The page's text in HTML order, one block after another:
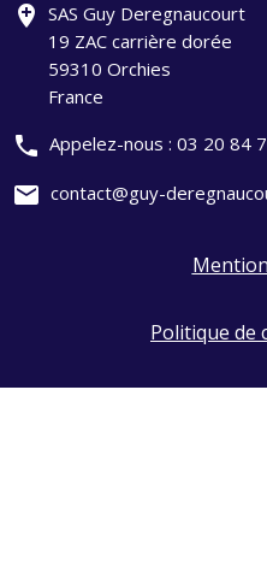
add_location SAS Guy Deregnaucourt
19 ZAC carrière dorée
59310 Orchies
France
phone Appelez-nous : 03 20 84
mail contact@guy-
Politique de